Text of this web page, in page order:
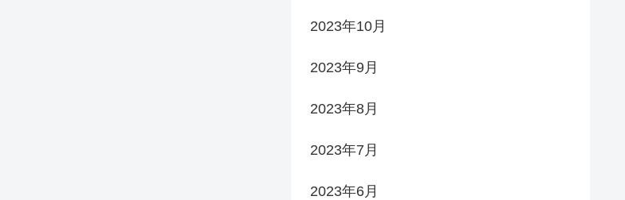
2023年10月
2023年9月
2023年8月
2023年7月
2023年6月